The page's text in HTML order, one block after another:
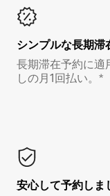
シンプルな長期滞
長期滞在予約に適
しの月1回払い。*
安心して予約しま